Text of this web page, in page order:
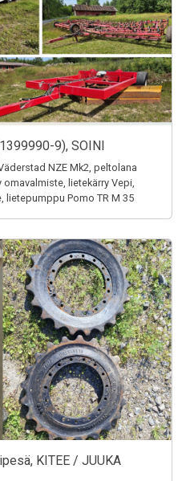
9), SOINI
NZE Mk2, peltolana
lietekärry Vepi,
lietepumppu Pomo TR M 35
KITEE / JUUKA